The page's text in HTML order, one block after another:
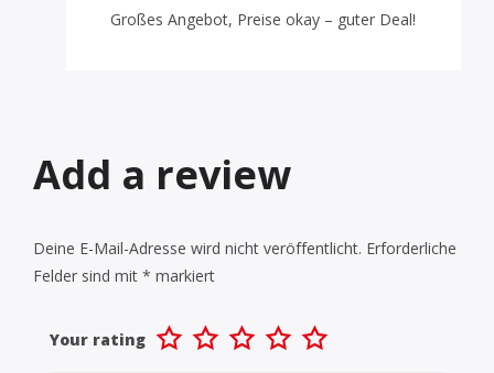
Großes Angebot, Preise okay – guter Deal!
Add a review
Deine E-Mail-Adresse wird nicht veröffentlicht. Erforderliche
Felder sind mit * markiert
Your rating